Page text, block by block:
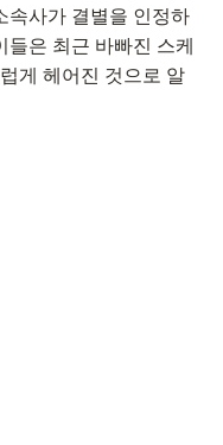
속사가 결별을 인정하
들은 최근 바빠진 스케
게 헤어진 것으로 알